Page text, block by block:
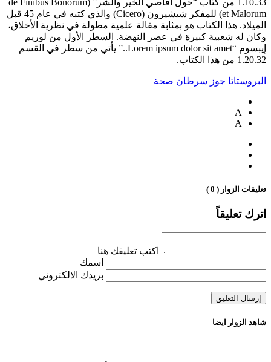
et Malorum) للمفكر شيشيرون (Cicero) والذي كتبه في عام 45 قبل
الميلاد. هذا الكتاب هو بمثابة مقالة علمية مطولة في نظرية الأخلاق،
وكان له شعبية كبيرة في عصر النهضة. السطر الأول من لوريم
إيبسوم “Lorem ipsum dolor sit amet..” يأتي من سطر في القسم
1.20.32 من هذا الكتاب.
البروستاتا جوز سرطان صحة
A
A
تعليقات الزوار ( 0 )
اترك تعليقاً
اكتب تعليقك هنا
اسمك
بريدك الالكتروني
شاهد الزوار ايضا